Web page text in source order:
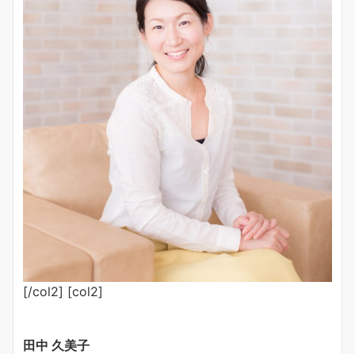
[/col2] [col2]
田中 久美子